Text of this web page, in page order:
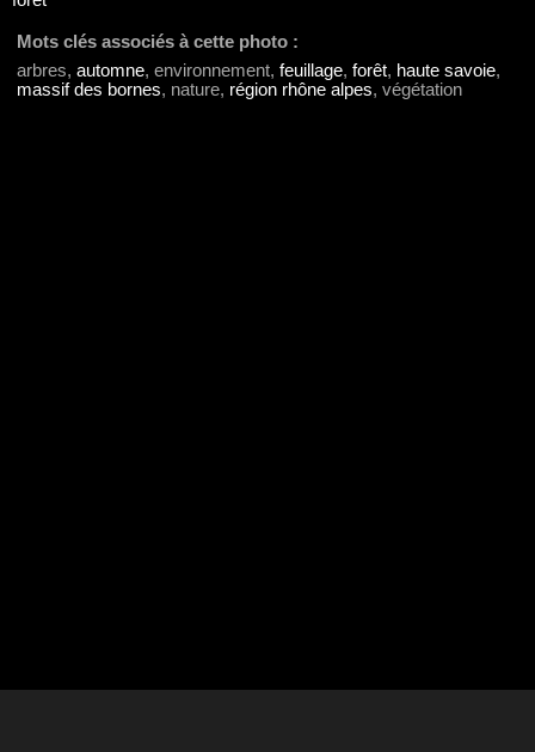
Mots clés associés à cette photo :
arbres, automne, environnement, feuillage, forêt, haute savoie,
massif des bornes, nature, région rhône alpes, végétation